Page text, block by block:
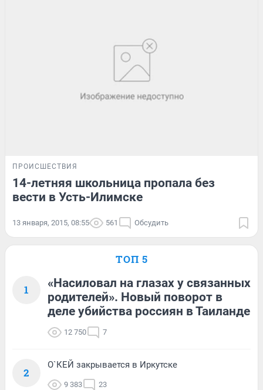
ПРОИСШЕСТВИЯ
14-летняя школьница пропала без
вести в Усть-Илимске
13 января, 2015, 08:55 561 Обсудить
ТОП 5
1
«Насиловал на глазах у связанных
родителей». Новый поворот в
деле убийства россиян в Таиланде
12 750 7
2
О`КЕЙ закрывается в Иркутске
9 383 23